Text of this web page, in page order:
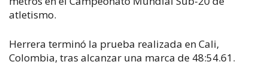
atletismo.
Herrera terminó la prueba realizada en Cali,
Colombia, tras alcanzar una marca de 48:54.61.